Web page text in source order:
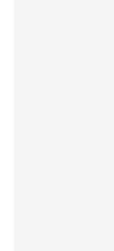
شود و به اهداف